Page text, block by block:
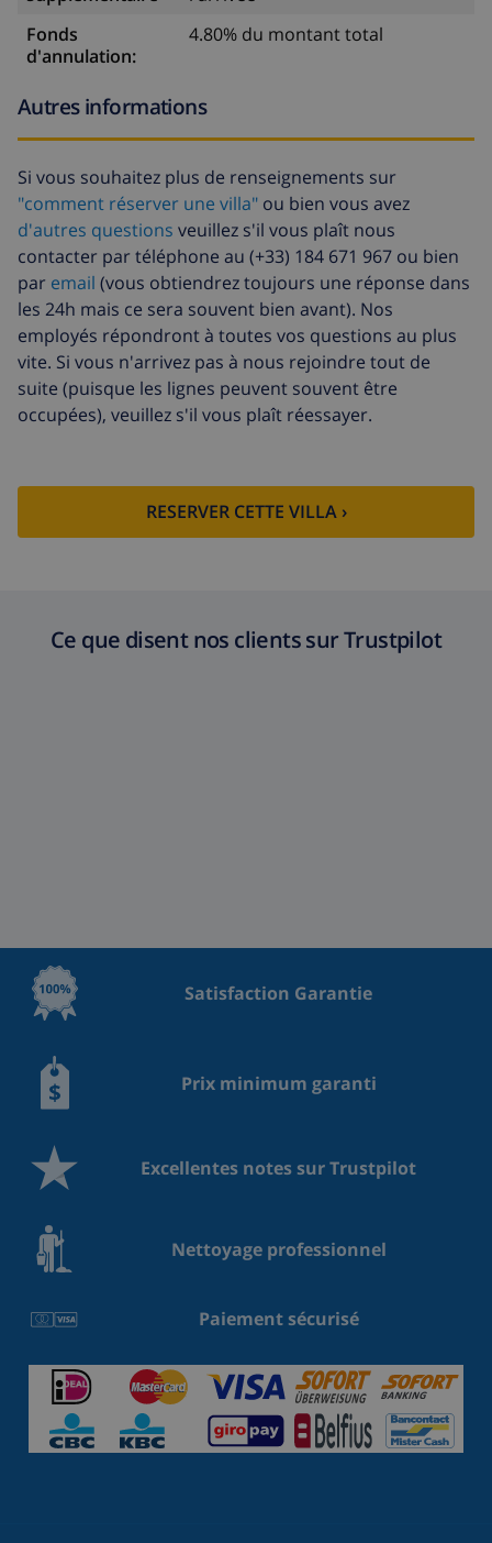
Fonds
d'annulation:
4.80% du montant total
Autres informations
Si vous souhaitez plus de renseignements sur
"comment réserver une villa" ou bien vous avez
d'autres questions veuillez s'il vous plaît nous
contacter par téléphone au (+33) 184 671 967 ou bien
par email (vous obtiendrez toujours une réponse dans
les 24h mais ce sera souvent bien avant). Nos
employés répondront à toutes vos questions au plus
vite. Si vous n'arrivez pas à nous rejoindre tout de
suite (puisque les lignes peuvent souvent être
occupées), veuillez s'il vous plaît réessayer.
RESERVER CETTE VILLA ›
Ce que disent nos clients sur Trustpilot
Satisfaction Garantie
Prix minimum garanti
Excellentes notes sur Trustpilot
Nettoyage professionnel
Paiement sécurisé